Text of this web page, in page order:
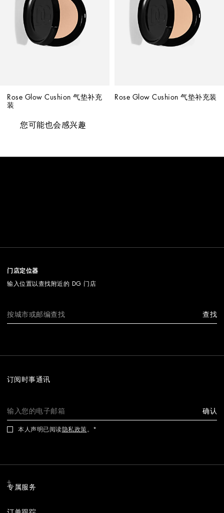
Rose Glow Cushion 气垫补充
装
Rose Glow Cushion 气垫补充装
您可能也会感兴趣
门店定位器
输入位置以查找附近的 DG 门店
查找
订阅时事通讯
确认
本人声明已阅读隐私政策 。
专属服务